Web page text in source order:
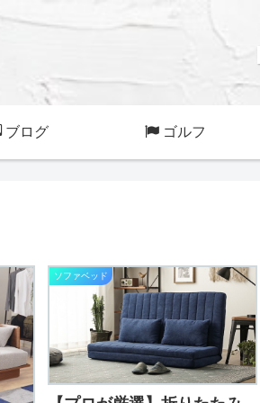
ブログ ゴルフ
ソファベッド